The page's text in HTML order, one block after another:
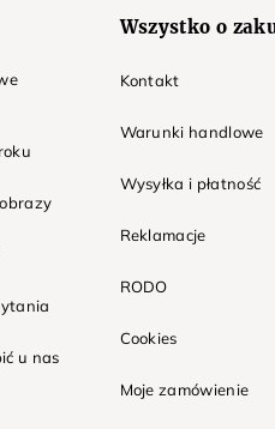
u nas
Wszystko o
Kontakt
Warunki handlowe
Wysyłka i płatność
Reklamacje
RODO
Cookies
Moje zamówienie